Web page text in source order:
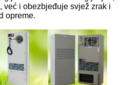
već i obezbjeđuje svjež zrak i
opreme.